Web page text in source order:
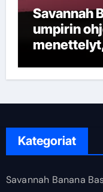
Savannah
umpirin
Kategoriat
Savannah Banana